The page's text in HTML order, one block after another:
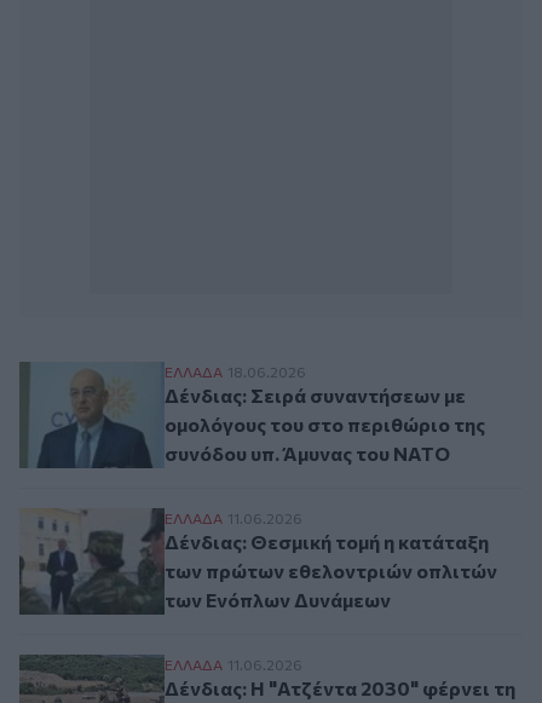
Δένδιας: Σειρά συναντήσεων με
ΕΛΛAΔΑ 18.06.2026
Δένδιας: Σειρά συναντήσεων με
ομολόγους του στο περιθώριο της
συνόδου υπ. Άμυνας του NATO
Δένδιας: Θεσμική τομή η κατάταξη των
ΕΛΛAΔΑ 11.06.2026
Δένδιας: Θεσμική τομή η κατάταξη
των πρώτων εθελοντριών οπλιτών
των Ενόπλων Δυνάμεων
Δένδιας: Η "Ατζέντα 2030" φέρνει τη νέα
ΕΛΛAΔΑ 11.06.2026
Δένδιας: Η "Ατζέντα 2030" φέρνει τη